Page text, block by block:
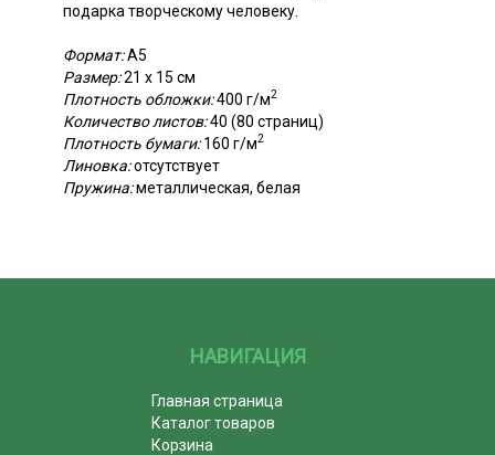
подарка творческому человеку.
Формат:А5
Размер:21 х 15 см
Плотность обложки:400 г/м2
Количество листов:40 (80 страниц)
Плотность бумаги:160 г/м2
Линовка:отсутствует
Пружина:металлическая, белая
НАВИГАЦИЯ
Главная страница
Каталог товаров
Корзина